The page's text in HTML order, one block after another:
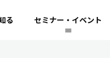
る セミナー・イベント